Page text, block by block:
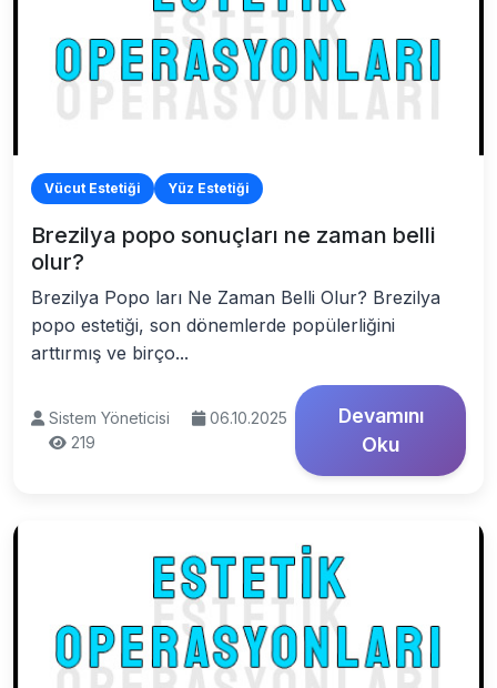
Vücut Estetiği Yüz Estetiği
Brezilya popo sonuçları ne zaman belli
olur?
Brezilya Popo ları Ne Zaman Belli Olur? Brezilya
popo estetiği, son dönemlerde popülerliğini
arttırmış ve birço...
Sistem Yöneticisi
06.10.2025
219
Devamını
Oku